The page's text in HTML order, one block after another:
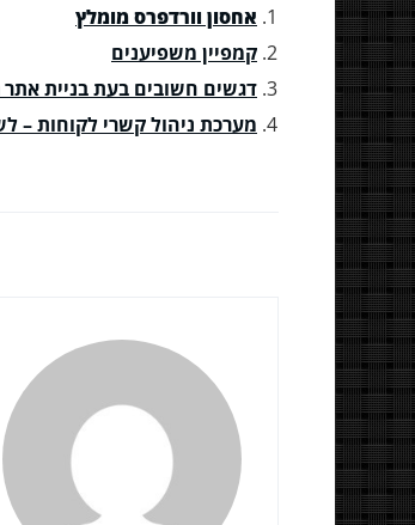
אחסון וורדפרס מומלץ
קמפיין משפיענים
דגשים חשובים בעת בניית אתר
מערכת ניהול קשרי לקוחות –